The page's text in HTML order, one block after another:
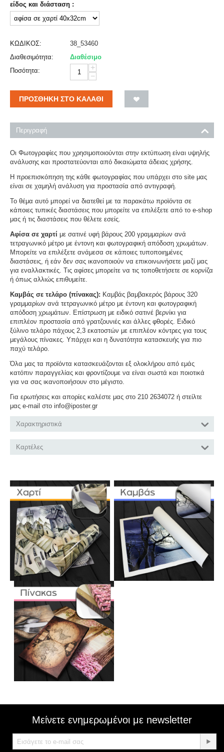
είδος και διάσταση :
ΚΩΔΙΚΟΣ:
38_53460
Διαθεσιμότητα:
Διαθέσιμο
Ποσότητα:
+
−
ΠΡΟΣΘΉΚΗ ΣΤΟ ΚΑΛΆΘΙ
Περιγραφή
Οι Φωτογραφίες που χρησιμοποιούνται στην εκτύπωση είναι υψηλής
ανάλυσης και προστατεύονται από δικαιώματα άδειας χρήσης.
Η προεπισκόπηση της κάθε φωτογραφίας που υπάρχει στο site μας
είναι σε χαμηλή ανάλυση για προστασία από αντιγραφή.
Το θέμα αυτό μπορεί να διατεθεί με τα παρακάτω προϊόντα σε
κάποιες τυπικές διαστάσεις που μπορείτε να επιλέξετε από το e-shop
μας ή τις διαστάσεις που θέλετε εσείς.
Αφίσα σε χαρτί με σατινέ υφή βάρους 200 γραμμαρίων ανά
τετραγωνικό μέτρο με έντονη και φωτογραφική απόδοση χρωμάτων.
Μπορείτε να επιλέξετε ανάμεσα σε κάποιες τυποποιημένες
διαστάσεις, ή εάν δεν σας ικανοποιούν να επικοινωνήσετε μαζί μας
για εναλλακτικές. Τις αφίσες μπορείτε να τις τοποθετήσετε σε κορνίζα
ή όπως αλλιώς επιθυμείτε.
Καμβάς σε τελάρο (πίνακας): Καμβάς βαμβακερός βάρους 320
γραμμαρίων ανά τετραγωνικό μέτρο με έντονη και φωτογραφική
απόδοση χρωμάτων. Επίστρωση με ειδικό σατινέ βερνίκι για
επιπλέον προστασία από γρατζουνιές και άλλες φθορές. Ειδικό
ξύλινο τελάρο πάχους 2,3 εκατοστών με επιπλέον κόντρες για τους
μεγάλους πίνακες. Υπάρχει και η δυνατότητα κατασκευής για πιο
παχύ τελάρο.
Όλα μας τα προϊόντα κατασκευάζονται εξ ολοκλήρου από εμάς
κατόπιν παραγγελίας και φροντίζουμε να είναι σωστά και ποιοτικά
για να σας ικανοποιήσουν στο μέγιστο.
Για ερωτήσεις και απορίες καλέστε μας στο 210 2634072 ή στείλτε
μας e-mail στο info@iposter.gr
Χαρακτηριστικά
Καρτέλες
Μείνετε ενημερωμένοι με newsletter